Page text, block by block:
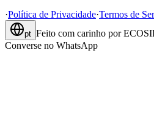
·Política de Privacidade·Termos de
pt Feito com carinho por
Converse no WhatsApp